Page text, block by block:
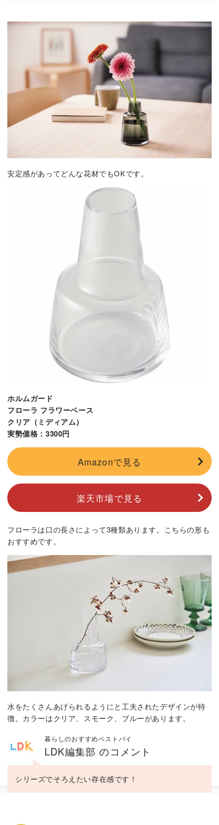
安定感があってどんな花材でもOKです。
ホルムガード
フローラ フラワーベース
クリア（ミディアム）
実勢価格：3300円
Amazonで見る
楽天市場で見る
フローラは口の長さによって3種類あります。こちらの形も
おすすめです。
水をたくさんあげられるようにと工夫されたデザインが特
徴。カラーはクリア、スモーク、ブルーがあります。
暮らしのおすすめベストバイ
LDK編集部 のコメント
シリーズでそろえたい存在感です！